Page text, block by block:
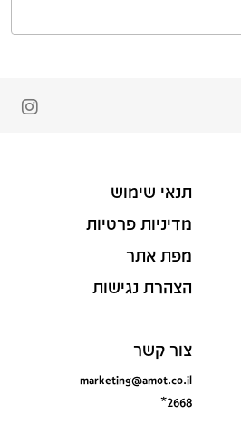
תנאי שימוש
מדיניות פרטיות
מפת אתר
הצהרת נגישות
צור קשר
marketing@amot.co.il
*2668